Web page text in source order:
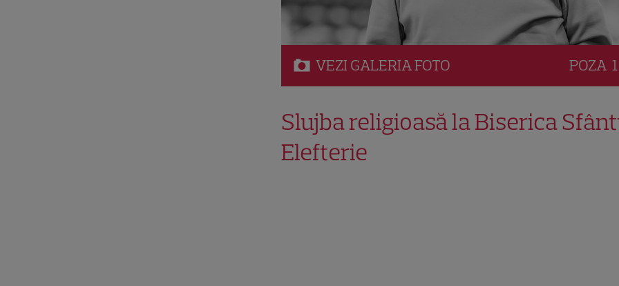
VEZI GALERIAFOTO POZA
Slujba religioasă la Biserica
Elefterie